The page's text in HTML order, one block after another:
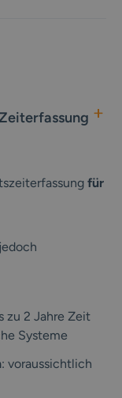
für
zu 2 Jahre Zeit
Systeme
: voraussichtlich